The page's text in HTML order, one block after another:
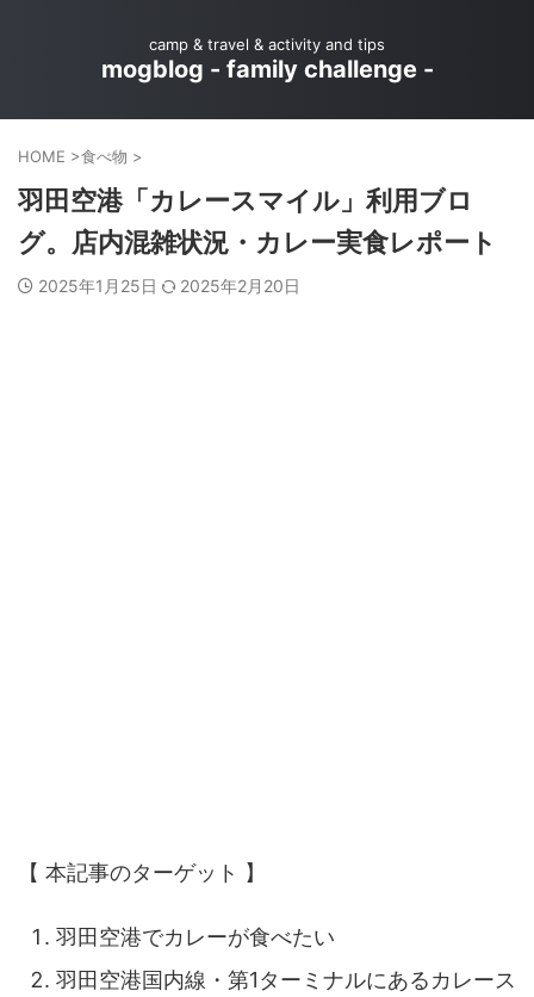
camp & travel & activity and tips
mogblog - family challenge -
HOME >食べ物 >
羽田空港「カレースマイル」利用ブロ
グ。店内混雑状況・カレー実食レポート
2025年1月25日 2025年2月20日
【 本記事のターゲット 】
羽田空港でカレーが食べたい
羽田空港国内線・第1ターミナルにあるカレース